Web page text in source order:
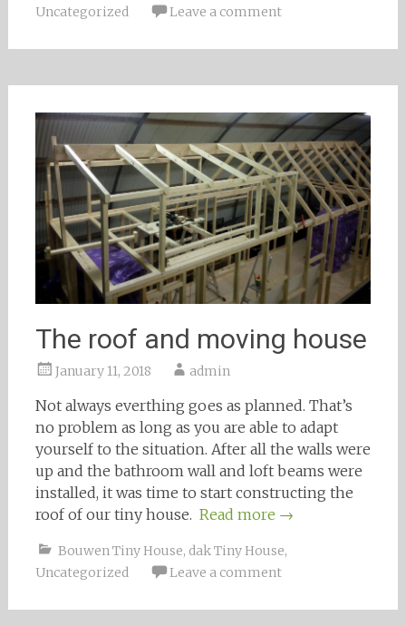
Uncategorized
Leave a comment
The roof and moving house
January 11, 2018 admin
Not always everthing goes as planned. That’s
no problem as long as you are able to adapt
yourself to the situation. After all the walls were
up and the bathroom wall and loft beams were
installed, it was time to start constructing the
roof of our tiny house. Read more →
Bouwen Tiny House, dak Tiny House,
Uncategorized
Leave a comment